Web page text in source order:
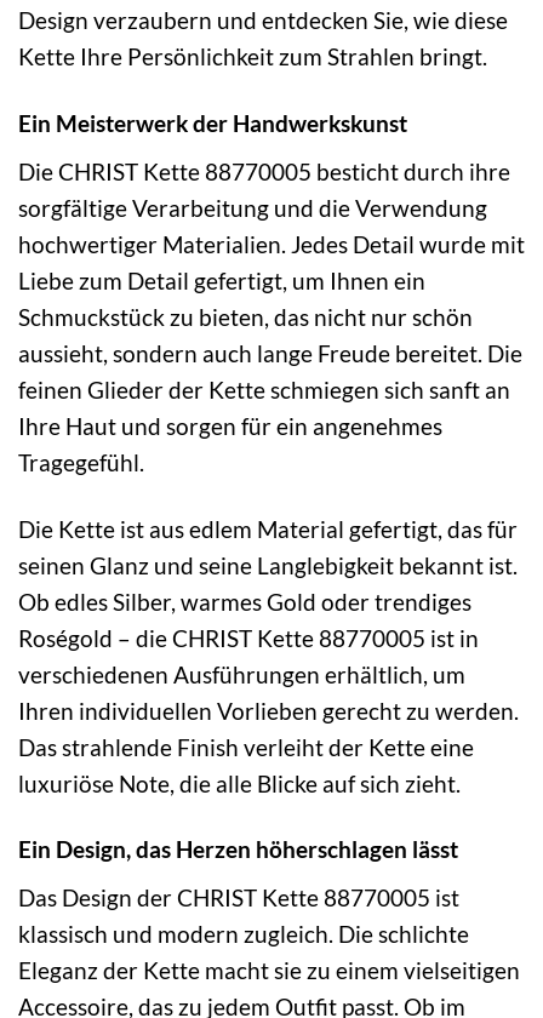
Design verzaubern und entdecken Sie, wie diese
Kette Ihre Persönlichkeit zum Strahlen bringt.
Ein Meisterwerk der Handwerkskunst
Die CHRIST Kette 88770005 besticht durch ihre
sorgfältige Verarbeitung und die Verwendung
hochwertiger Materialien. Jedes Detail wurde mit
Liebe zum Detail gefertigt, um Ihnen ein
Schmuckstück zu bieten, das nicht nur schön
aussieht, sondern auch lange Freude bereitet. Die
feinen Glieder der Kette schmiegen sich sanft an
Ihre Haut und sorgen für ein angenehmes
Tragegefühl.
Die Kette ist aus edlem Material gefertigt, das für
seinen Glanz und seine Langlebigkeit bekannt ist.
Ob edles Silber, warmes Gold oder trendiges
Roségold – die CHRIST Kette 88770005 ist in
verschiedenen Ausführungen erhältlich, um
Ihren individuellen Vorlieben gerecht zu werden.
Das strahlende Finish verleiht der Kette eine
luxuriöse Note, die alle Blicke auf sich zieht.
Ein Design, das Herzen höherschlagen lässt
Das Design der CHRIST Kette 88770005 ist
klassisch und modern zugleich. Die schlichte
Eleganz der Kette macht sie zu einem vielseitigen
Accessoire, das zu jedem Outfit passt. Ob im